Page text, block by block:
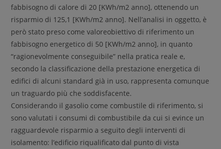
fabbisogno di calore di 20 [KWh/m2 anno], ottenendo un
risparmio di 125,1 [KWh/m2 anno]. Nell’analisi in oggetto, è
però stato preso come valoreobiettivo di riferimento un
fabbisogno energetico di 50 [KWh/m2 anno], in quanto
“ragionevolmente conseguibile” nella pratica reale e,
secondo la classificazione della prestazione energetica di
edifici di alcuni standard già in uso, rappresenta comunque
un traguardo più che soddisfacente.
Considerando il gasolio come combustile di riferimento, si
sono valutati i consumi di combustibile da cui si evince un
ragguardevole risparmio a seguito degli interventi di
isolamento: l’edificio riqualificato dal punto di vista